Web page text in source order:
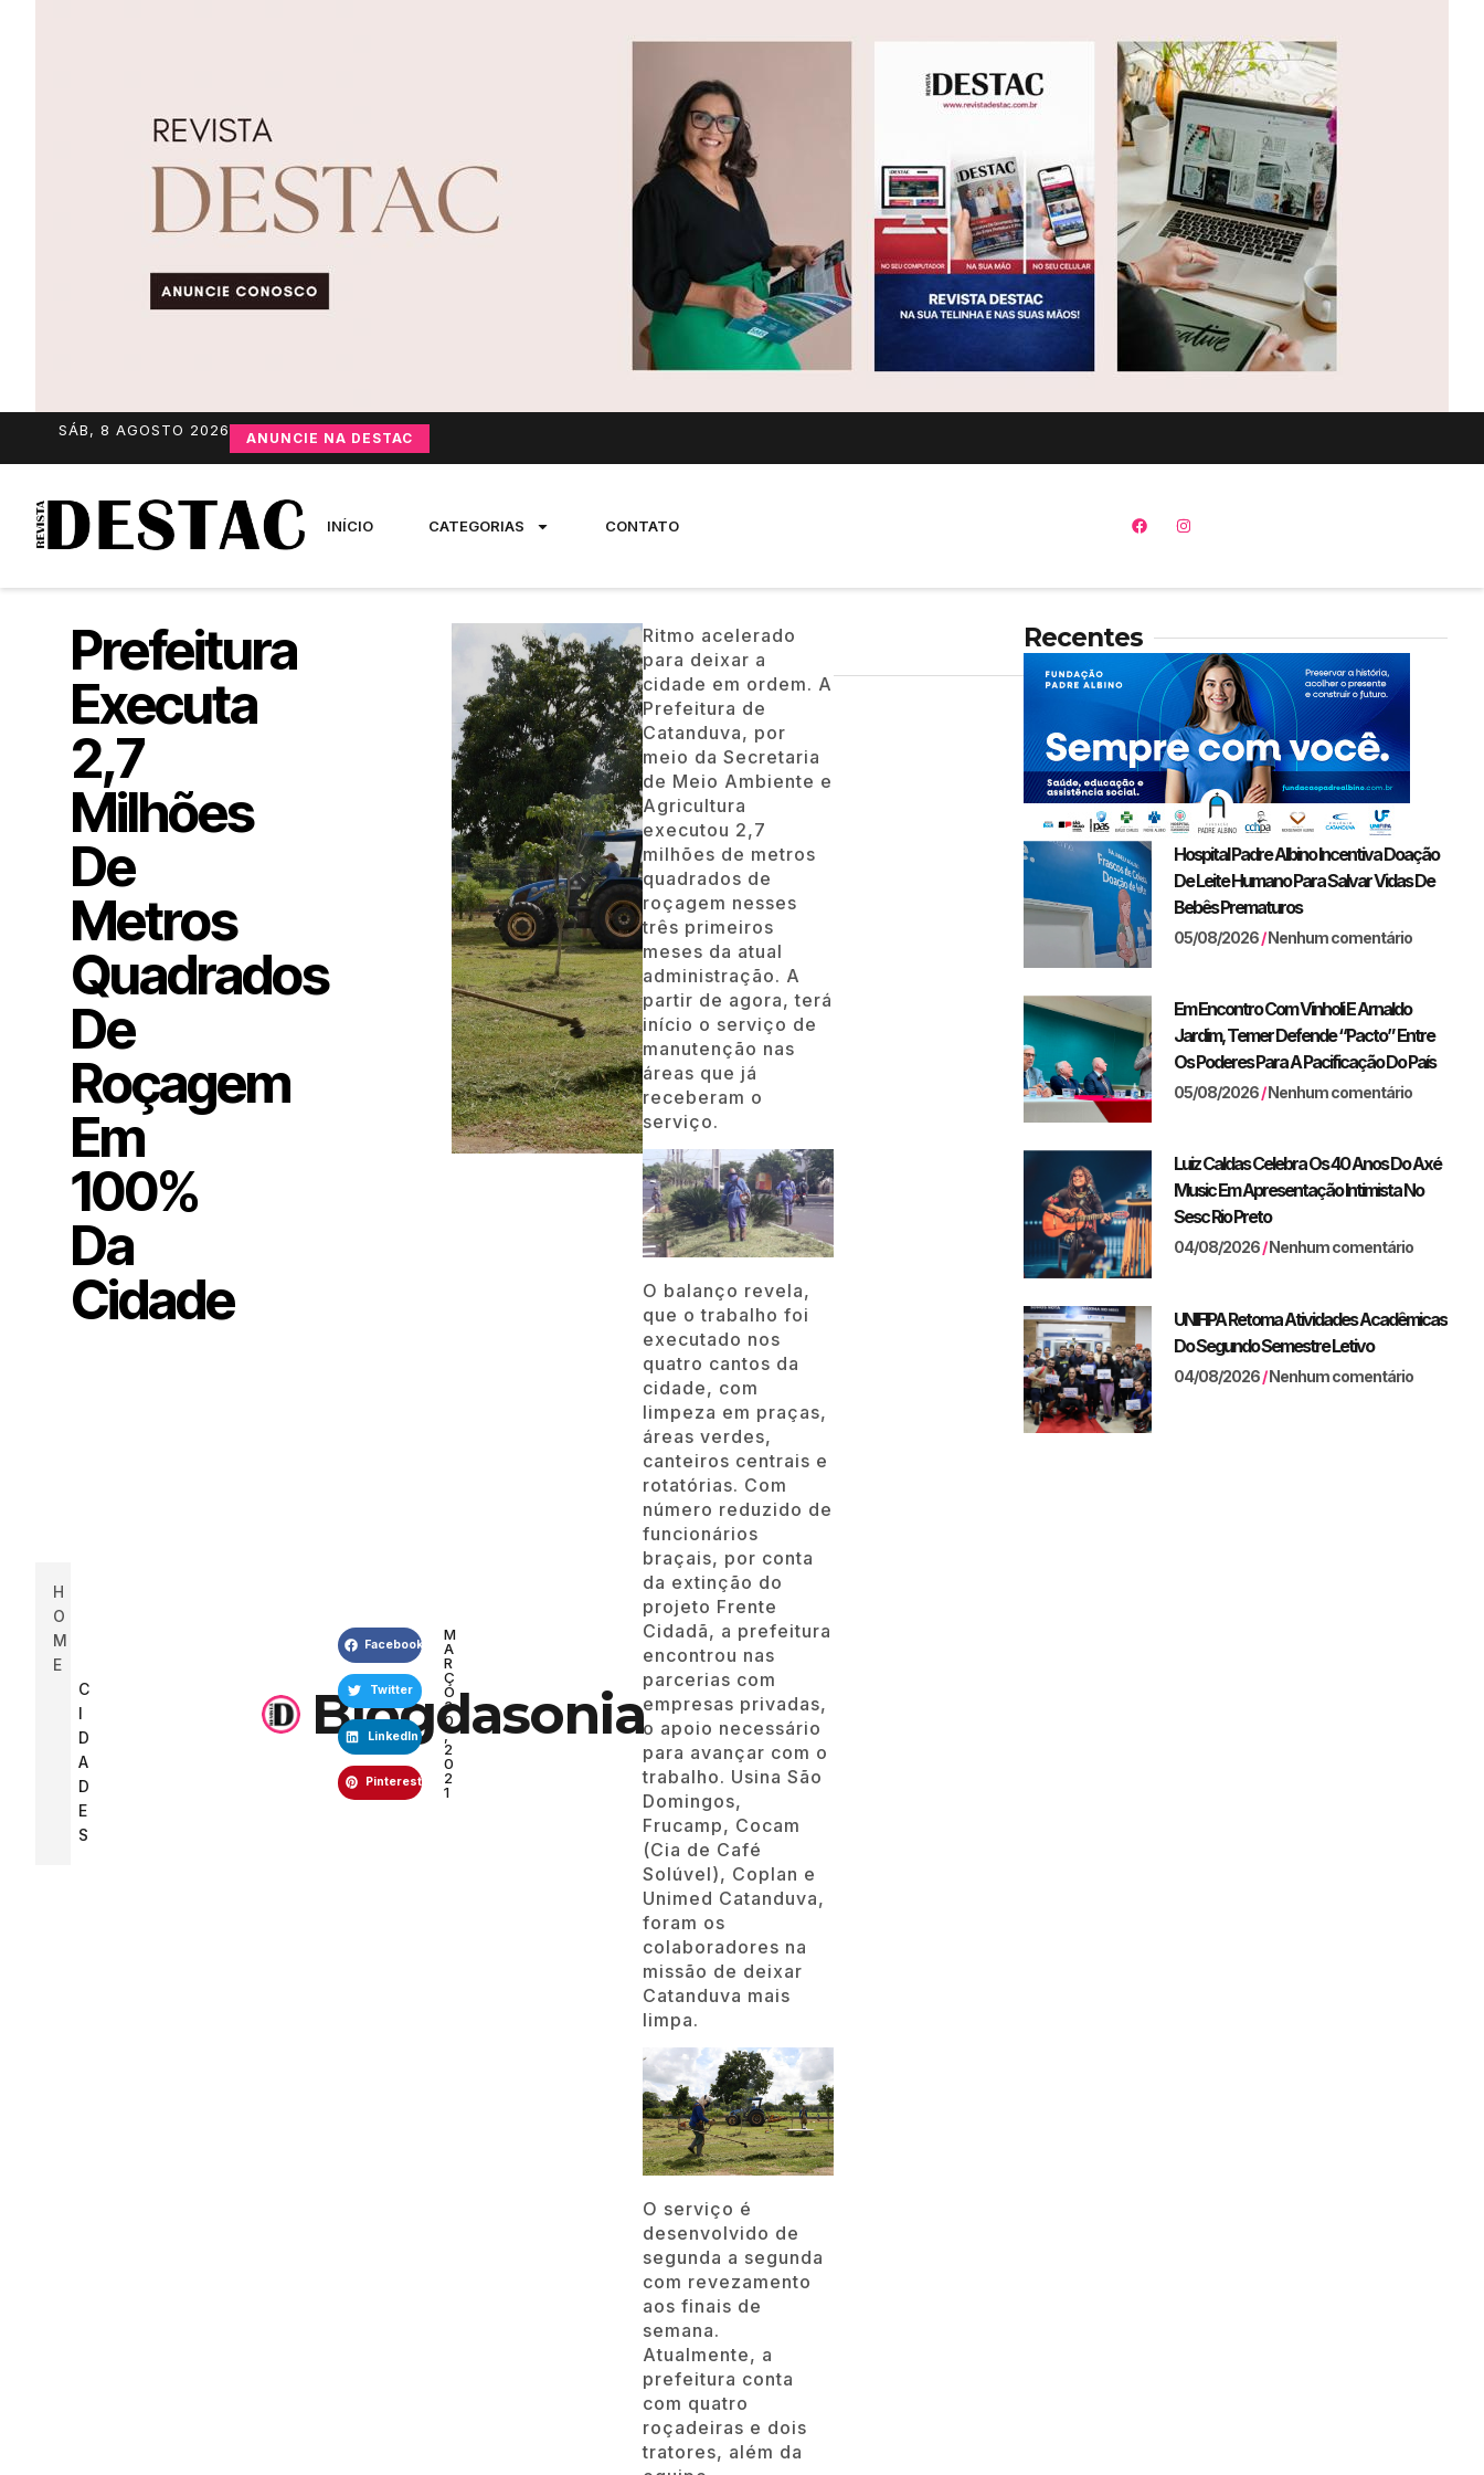
SÁB, 8 AGOSTO 2026 ANUNCIE NA DESTAC
INÍCIO CATEGORIAS CONTATO
H
O
M
E
C
I
D
A
D
E
S
Prefeitura
Executa
2,7
Milhões
De
Metros
Quadrados
De
Roçagem
Em
100%
Da
Cidade
Blogdasonia
Facebook
Twitter
LinkedIn
Pinterest
M
A
R
Ç
O
3
0
,
2
0
2
1
Ritmo acelerado
para deixar a
cidade em ordem. A
Prefeitura de
Catanduva, por
meio da Secretaria
de Meio Ambiente e
Agricultura
executou 2,7
milhões de metros
quadrados de
roçagem nesses
três primeiros
meses da atual
administração. A
partir de agora, terá
início o serviço de
manutenção nas
áreas que já
receberam o
serviço.
O balanço revela,
que o trabalho foi
executado nos
quatro cantos da
cidade, com
limpeza em praças,
áreas verdes,
canteiros centrais e
rotatórias. Com
número reduzido de
funcionários
braçais, por conta
da extinção do
projeto Frente
Cidadã, a prefeitura
encontrou nas
parcerias com
empresas privadas,
o apoio necessário
para avançar com o
trabalho. Usina São
Domingos,
Frucamp, Cocam
(Cia de Café
Solúvel), Coplan e
Unimed Catanduva,
foram os
colaboradores na
missão de deixar
Catanduva mais
limpa.
O serviço é
desenvolvido de
segunda a segunda
com revezamento
aos finais de
semana.
Atualmente, a
prefeitura conta
com quatro
roçadeiras e dois
tratores, além da
Recentes
Hospital Padre Albino Incentiva Doação
De Leite Humano Para Salvar Vidas De
Bebês Prematuros
05/08/2026 Nenhum comentário
Em Encontro Com Vinholi E Arnaldo
Jardim, Temer Defende “pacto” Entre
Os Poderes Para A Pacificação Do País
05/08/2026 Nenhum comentário
Luiz Caldas Celebra Os 40 Anos Do Axé
Music Em Apresentação Intimista No
Sesc Rio Preto
04/08/2026 Nenhum comentário
UNIFIPA Retoma Atividades Acadêmicas
Do Segundo Semestre Letivo
04/08/2026 Nenhum comentário